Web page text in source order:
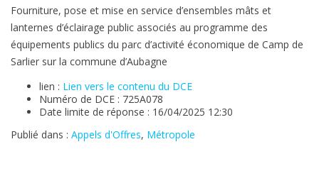
Fourniture, pose et mise en service d’ensembles mâts et
lanternes d’éclairage public associés au programme des
équipements publics du parc d’activité économique de Camp de
Sarlier sur la commune d’Aubagne
lien : Lien vers le contenu du DCE
Numéro de DCE : 725A078
Date limite de réponse : 16/04/2025 12:30
Publié dans : Appels d'Offres, Métropole